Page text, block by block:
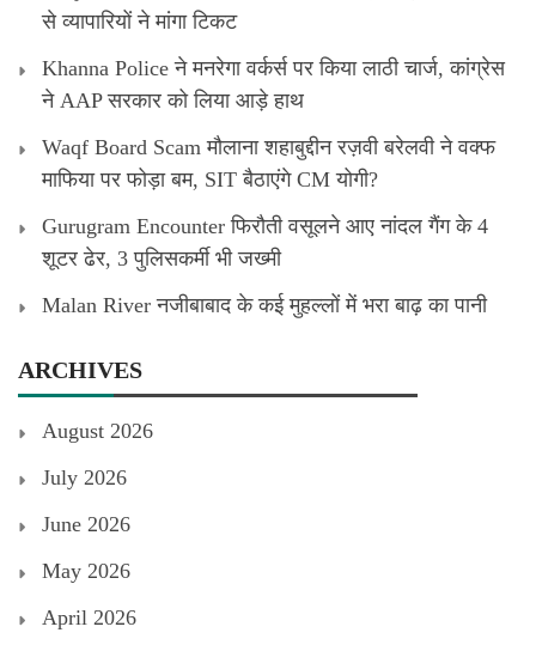
से व्यापारियों ने मांगा टिकट
Khanna Police ने मनरेगा वर्कर्स पर किया लाठी चार्ज, कांग्रेस
ने AAP सरकार को लिया आड़े हाथ
Waqf Board Scam मौलाना शहाबुद्दीन रज़वी बरेलवी ने वक्फ
माफिया पर फोड़ा बम, SIT बैठाएंगे CM योगी?
Gurugram Encounter फिरौती वसूलने आए नांदल गैंग के 4
शूटर ढेर, 3 पुलिसकर्मी भी जख्मी
Malan River नजीबाबाद के कई मुहल्लों में भरा बाढ़ का पानी
ARCHIVES
August 2026
July 2026
June 2026
May 2026
April 2026